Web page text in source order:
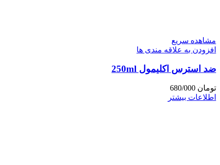
مشاهده سریع
افزودن به علاقه مندی ها
ضد استرس اکلیمول 250ml
تومان
اطلاعات بیشتر